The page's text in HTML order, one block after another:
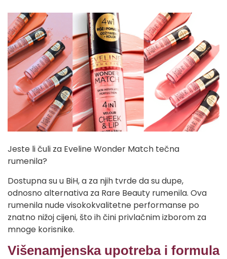
Jeste li čuli za Eveline Wonder Match tečna
rumenila?
Dostupna su u BiH, a za njih tvrde da su dupe,
odnosno alternativa za Rare Beauty rumenila. Ova
rumenila nude visokokvalitetne performanse po
znatno nižoj cijeni, što ih čini privlačnim izborom za
mnoge korisnike.
Višenamjenska upotreba i formula